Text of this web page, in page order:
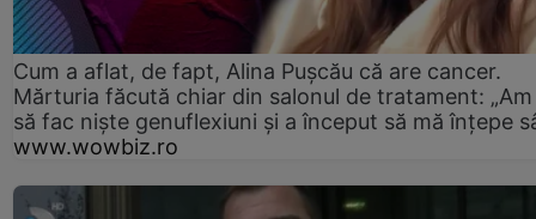
Cum a aflat, de fapt, Alina Pușcău că are cancer.
Mărturia făcută chiar din salonul de tratament:
să fac niște genuflexiuni și a început să mă înțepe
www.wowbiz.ro